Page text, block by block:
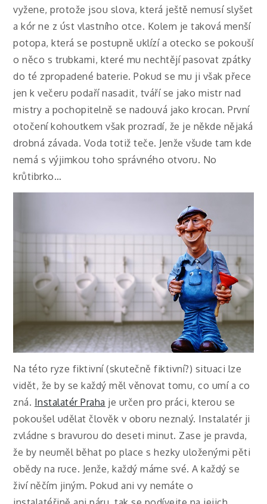
vyžene, protože jsou slova, která ještě nemusí slyšet
a kór ne z úst vlastního otce. Kolem je taková menší
potopa, která se postupně uklízí a otecko se pokouší
o něco s trubkami, které mu nechtějí pasovat zpátky
do té zpropadené baterie. Pokud se mu ji však přece
jen k večeru podaří nasadit, tváří se jako mistr nad
mistry a pochopitelně se nadouvá jako krocan. První
otočení kohoutkem však prozradí, že je někde nějaká
drobná závada. Voda totiž teče. Jenže všude tam kde
nemá s výjimkou toho správného otvoru. No
krůtibrko…
Na této ryze fiktivní (skutečně fiktivní?) situaci lze
vidět, že by se každý měl věnovat tomu, co umí a co
zná. Instalatér Praha je určen pro práci, kterou se
pokoušel udělat člověk v oboru neznalý. Instalatér ji
zvládne s bravurou do deseti minut. Zase je pravda,
že by neuměl běhat po place s hezky uloženými pěti
obědy na ruce. Jenže, každý máme své. A každý se
živí něčím jiným. Pokud ani vy nemáte o